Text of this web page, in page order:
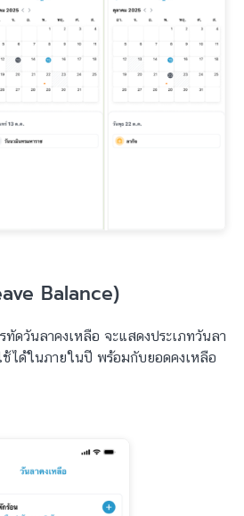
Balance)
ดวันลาคงเหลือ จะแสดงประเภทวันลา
ได้ในภายในปี พร้อมกับยอดคงเหลือ